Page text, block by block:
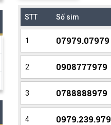
STT Số sim
1 07979.07979
2 0908777979
3 0788888979
4 0979.239.979